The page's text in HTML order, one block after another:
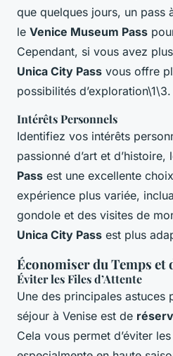
que quelques jours, un pass
le Venice Museum Pass
Cependant, si vous avez
Unica City Pass vous offre
possibilités d’exploration\1\3.
Intérêts Personnels
Identifiez vos intérêts
passionné d’art et d’histoire,
Pass est une excellente
expérience plus variée,
gondole et des visites de
Unica City Pass est plus
Économiser du Temps et
Éviter les Files d’Attente
Une des principales astuces
séjour à Venise est de
Cela vous permet d’éviter